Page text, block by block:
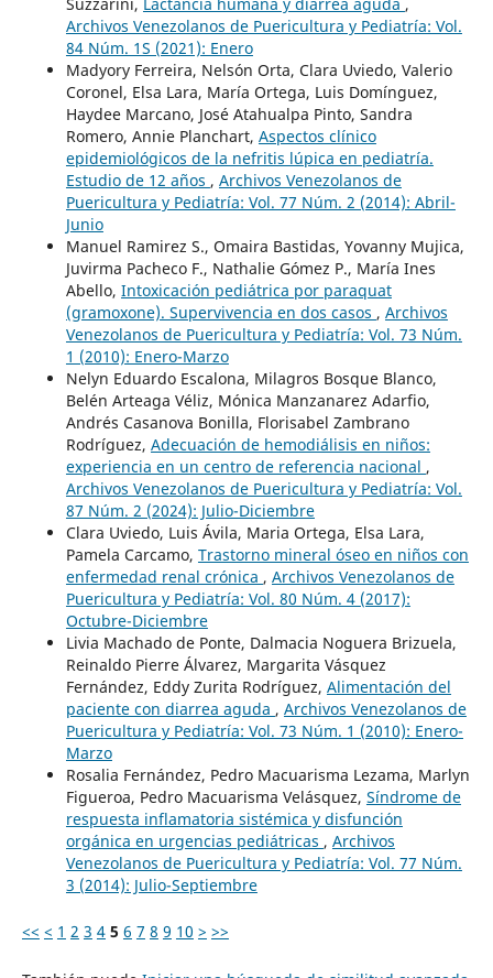
Archivos Venezolanos de Puericultura y Pediatría: Vol.
84 Núm. 1S (2021): Enero
Madyory Ferreira, Nelsón Orta, Clara Uviedo, Valerio
Coronel, Elsa Lara, María Ortega, Luis Domínguez,
Haydee Marcano, José Atahualpa Pinto, Sandra
Romero, Annie Planchart, Aspectos clínico
epidemiológicos de la nefritis lúpica en pediatría.
Estudio de 12 años , Archivos Venezolanos de
Puericultura y Pediatría: Vol. 77 Núm. 2 (2014): Abril-
Junio
Manuel Ramirez S., Omaira Bastidas, Yovanny Mujica,
Juvirma Pacheco F., Nathalie Gómez P., María Ines
Abello, Intoxicación pediátrica por paraquat
(gramoxone). Supervivencia en dos casos , Archivos
Venezolanos de Puericultura y Pediatría: Vol. 73 Núm.
1 (2010): Enero-Marzo
Nelyn Eduardo Escalona, Milagros Bosque Blanco,
Belén Arteaga Véliz, Mónica Manzanarez Adarfio,
Andrés Casanova Bonilla, Florisabel Zambrano
Rodríguez, Adecuación de hemodiálisis en niños:
experiencia en un centro de referencia nacional ,
Archivos Venezolanos de Puericultura y Pediatría: Vol.
87 Núm. 2 (2024): Julio-Diciembre
Clara Uviedo, Luis Ávila, Maria Ortega, Elsa Lara,
Pamela Carcamo, Trastorno mineral óseo en niños con
enfermedad renal crónica , Archivos Venezolanos de
Puericultura y Pediatría: Vol. 80 Núm. 4 (2017):
Octubre-Diciembre
Livia Machado de Ponte, Dalmacia Noguera Brizuela,
Reinaldo Pierre Álvarez, Margarita Vásquez
Fernández, Eddy Zurita Rodríguez, Alimentación del
paciente con diarrea aguda , Archivos Venezolanos de
Puericultura y Pediatría: Vol. 73 Núm. 1 (2010): Enero-
Marzo
Rosalia Fernández, Pedro Macuarisma Lezama, Marlyn
Figueroa, Pedro Macuarisma Velásquez, Síndrome de
respuesta inflamatoria sistémica y disfunción
orgánica en urgencias pediátricas , Archivos
Venezolanos de Puericultura y Pediatría: Vol. 77 Núm.
3 (2014): Julio-Septiembre
<< < 1 2 3 4 5 6 7 8 9 10 > >>